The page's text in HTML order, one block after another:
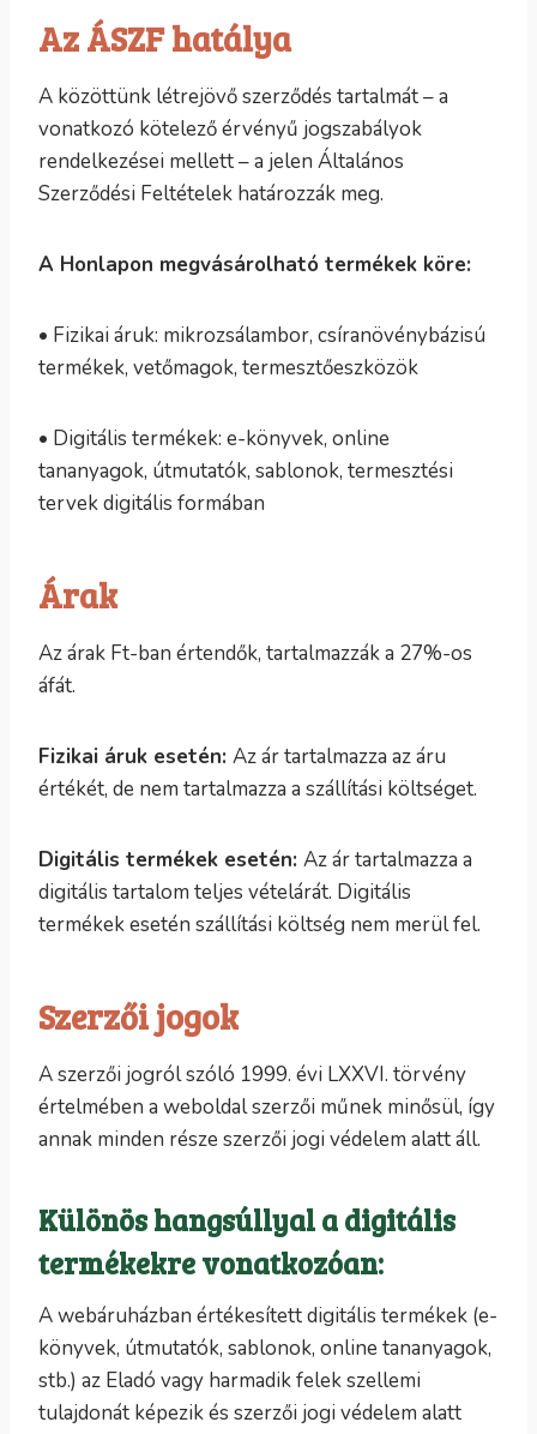
Az ÁSZF hatálya
A közöttünk létrejövő szerződés tartalmát – a
vonatkozó kötelező érvényű jogszabályok
rendelkezései mellett – a jelen Általános
Szerződési Feltételek határozzák meg.
A Honlapon megvásárolható termékek köre:
• Fizikai áruk: mikrozsálambor, csíranövénybázisú
termékek, vetőmagok, termesztőeszközök
• Digitális termékek: e-könyvek, online
tananyagok, útmutatók, sablonok, termesztési
tervek digitális formában
Árak
Az árak Ft-ban értendők, tartalmazzák a 27%-os
áfát.
Fizikai áruk esetén: Az ár tartalmazza az áru
értékét, de nem tartalmazza a szállítási költséget.
Digitális termékek esetén: Az ár tartalmazza a
digitális tartalom teljes vételárát. Digitális
termékek esetén szállítási költség nem merül fel.
Szerzői jogok
A szerzői jogról szóló 1999. évi LXXVI. törvény
értelmében a weboldal szerzői műnek minősül, így
annak minden része szerzői jogi védelem alatt áll.
Különös hangsúllyal a digitális
termékekre vonatkozóan:
A webáruházban értékesített digitális termékek (e-
könyvek, útmutatók, sablonok, online tananyagok,
stb.) az Eladó vagy harmadik felek szellemi
tulajdonát képezik és szerzői jogi védelem alatt